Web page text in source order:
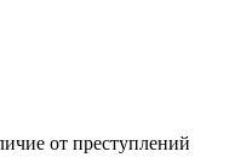
от преступлений